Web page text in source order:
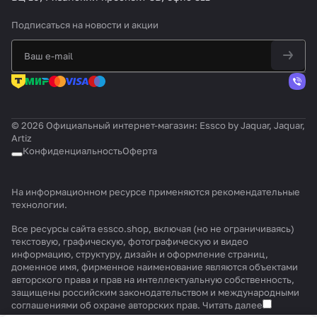
Подписаться на новости и акции
© 2026 Официальный интернет-магазин: Essco by Jaquar, Jaquar,
Artiz
КонфиденциальностьОферта
На информационном ресурсе применяются рекомендательные
технологии.
Все ресурсы сайта essco.shop, включая (но не ограничиваясь)
текстовую, графическую, фотографическую и видео
информацию, структуру, дизайн и оформление страниц,
доменное имя, фирменное наименование являются объектами
авторского права и прав на интеллектуальную собственность,
защищены российским законодательством и международными
соглашениями об охране авторских прав. Читать далее